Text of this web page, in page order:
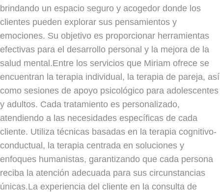
brindando un espacio seguro y acogedor donde los
clientes pueden explorar sus pensamientos y
emociones. Su objetivo es proporcionar herramientas
efectivas para el desarrollo personal y la mejora de la
salud mental.Entre los servicios que Miriam ofrece se
encuentran la terapia individual, la terapia de pareja, así
como sesiones de apoyo psicológico para adolescentes
y adultos. Cada tratamiento es personalizado,
atendiendo a las necesidades específicas de cada
cliente. Utiliza técnicas basadas en la terapia cognitivo-
conductual, la terapia centrada en soluciones y
enfoques humanistas, garantizando que cada persona
reciba la atención adecuada para sus circunstancias
únicas.La experiencia del cliente en la consulta de